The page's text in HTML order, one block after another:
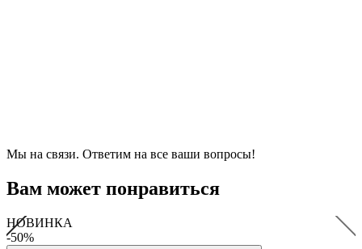
Мы на связи. Ответим на все ваши вопросы!
Вам может понравиться
НОВИНКА
-50%